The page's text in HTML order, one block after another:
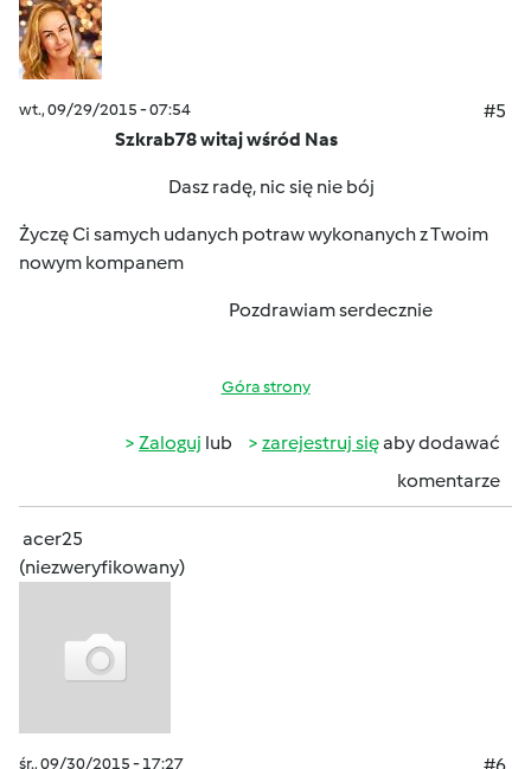
wt., 09/29/2015 - 07:54
#5
Szkrab78 witaj wśród Nas
Dasz radę, nic się nie bój
Życzę Ci samych udanych potraw wykonanych z Twoim
nowym kompanem
Pozdrawiam serdecznie
Góra strony
Zaloguj lub zarejestruj sięaby dodawać
komentarze
acer25
(niezweryfikowany)
śr., 09/30/2015 - 17:27